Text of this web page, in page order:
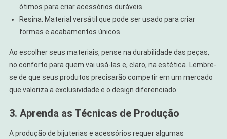
ótimos para criar acessórios duráveis.
Resina: Material versátil que pode ser usado para criar
formas e acabamentos únicos.
Ao escolher seus materiais, pense na durabilidade das peças,
no conforto para quem vai usá-las e, claro, na estética. Lembre-
se de que seus produtos precisarão competir em um mercado
que valoriza a exclusividade e o design diferenciado.
3. Aprenda as Técnicas de Produção
A produção de bijuterias e acessórios requer algumas